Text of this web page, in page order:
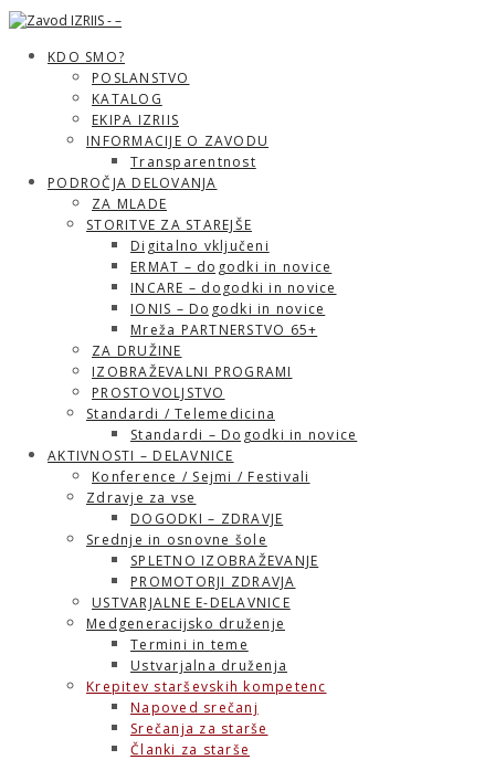
KDO SMO?
POSLANSTVO
KATALOG
EKIPA IZRIIS
INFORMACIJE O ZAVODU
Transparentnost
PODROČJA DELOVANJA
ZA MLADE
STORITVE ZA STAREJŠE
Digitalno vključeni
ERMAT – dogodki in novice
INCARE – dogodki in novice
IONIS – Dogodki in novice
Mreža PARTNERSTVO 65+
ZA DRUŽINE
IZOBRAŽEVALNI PROGRAMI
PROSTOVOLJSTVO
Standardi / Telemedicina
Standardi – Dogodki in novice
AKTIVNOSTI – DELAVNICE
Konference / Sejmi / Festivali
Zdravje za vse
DOGODKI – ZDRAVJE
Srednje in osnovne šole
SPLETNO IZOBRAŽEVANJE
PROMOTORJI ZDRAVJA
USTVARJALNE E-DELAVNICE
Medgeneracijsko druženje
Termini in teme
Ustvarjalna druženja
Krepitev starševskih kompetenc
Napoved srečanj
Srečanja za starše
Članki za starše